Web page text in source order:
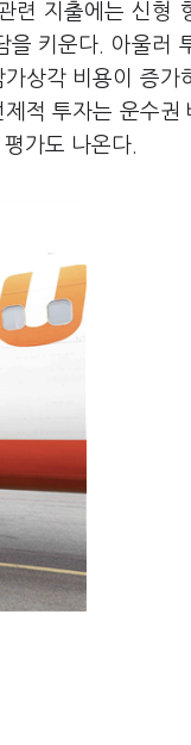
련 지출에는 신형
키운다. 아울러
상각 비용이 증가
적 투자는 운수권
가도 나온다.